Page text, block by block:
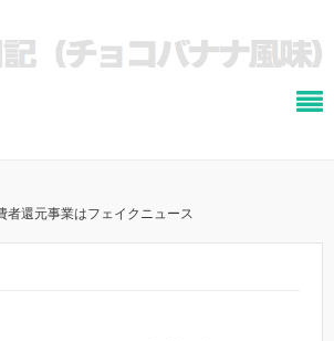
者還元事業はフェイクニュース